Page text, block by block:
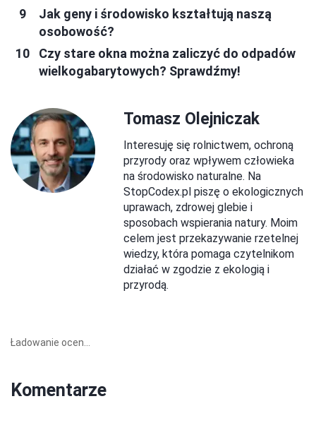
Jak geny i środowisko kształtują naszą
osobowość?
Czy stare okna można zaliczyć do odpadów
wielkogabarytowych? Sprawdźmy!
Tomasz Olejniczak
Interesuję się rolnictwem, ochroną
przyrody oraz wpływem człowieka
na środowisko naturalne. Na
StopCodex.pl piszę o ekologicznych
uprawach, zdrowej glebie i
sposobach wspierania natury. Moim
celem jest przekazywanie rzetelnej
wiedzy, która pomaga czytelnikom
działać w zgodzie z ekologią i
przyrodą.
Ładowanie ocen...
Komentarze